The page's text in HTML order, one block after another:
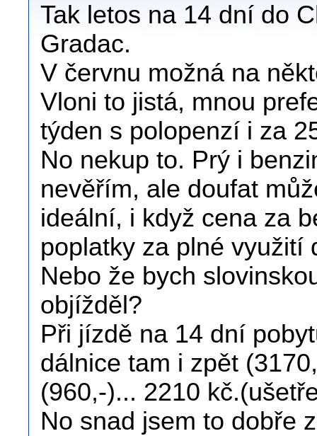
Tak letos na 14 dní do
Gradac.
V červnu možná na
Vloni to jistá, mnou
týden s polopenzí i za
No nekup to. Prý i
nevěřím, ale doufat
ideální, i když cena za
poplatky za plné využití
Nebo že bych
objížděl?
Při jízdě na 14 dní
dálnice tam i zpět
(960,-)... 2210
No snad jsem to dobře